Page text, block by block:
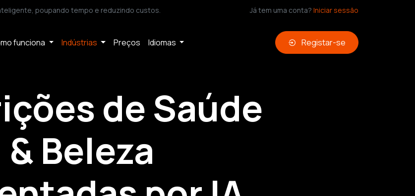
poupando tempo e reduzindo custos. Já tem uma conta? Iniciar sessão
funciona Indústrias Preços Idiomas Registar-se
de Saúde
& Beleza